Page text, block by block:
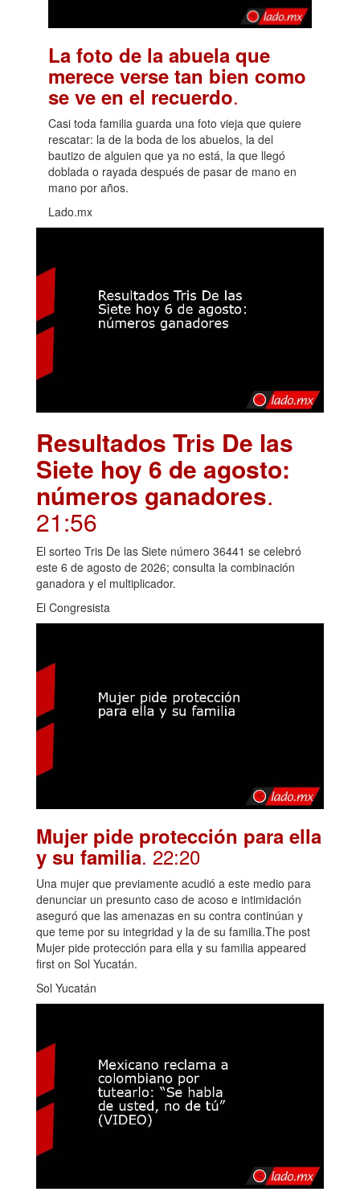
La foto de la abuela que
merece verse tan bien como
se ve en el recuerdo.
Casi toda familia guarda una foto vieja que quiere
rescatar: la de la boda de los abuelos, la del
bautizo de alguien que ya no está, la que llegó
doblada o rayada después de pasar de mano en
mano por años.
Lado.mx
Resultados Tris De las
Siete hoy 6 de agosto:
números ganadores.
21:56
El sorteo Tris De las Siete número 36441 se celebró
este 6 de agosto de 2026; consulta la combinación
ganadora y el multiplicador.
El Congresista
Mujer pide protección para ella
y su familia. 22:20
Una mujer que previamente acudió a este medio para
denunciar un presunto caso de acoso e intimidación
aseguró que las amenazas en su contra continúan y
que teme por su integridad y la de su familia.The post
Mujer pide protección para ella y su familia appeared
first on Sol Yucatán.
Sol Yucatán